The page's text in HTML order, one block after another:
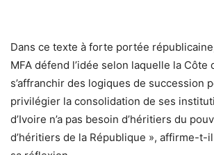
Dans ce texte à forte portée
MFA défend l’idée selon laquelle la Côte
s’affranchir des logiques de succession
privilégier la consolidation de ses
d’Ivoire n’a pas besoin d’héritiers du
d’héritiers de la République », affirme-t-il